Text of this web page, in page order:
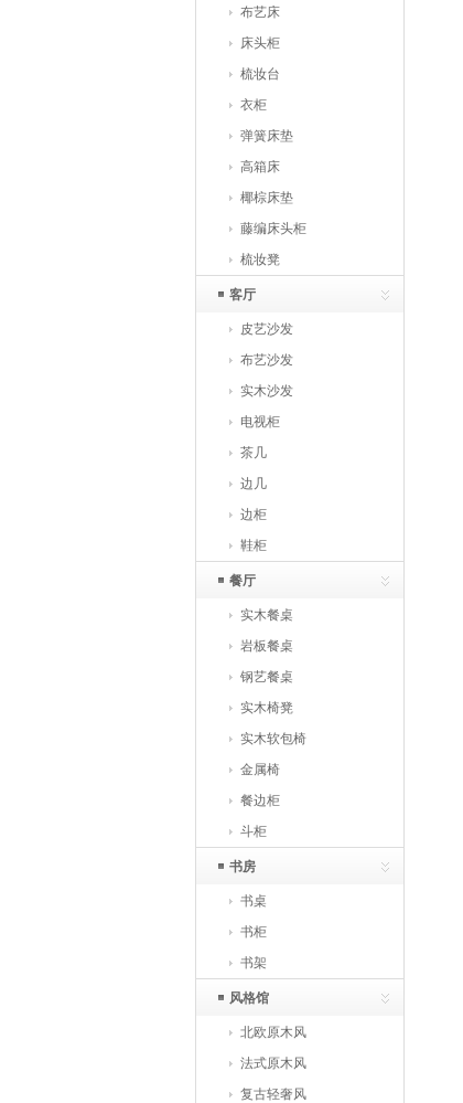
布艺床
床头柜
梳妆台
衣柜
弹簧床垫
高箱床
椰棕床垫
藤编床头柜
梳妆凳
客厅
皮艺沙发
布艺沙发
实木沙发
电视柜
茶几
边几
边柜
鞋柜
餐厅
实木餐桌
岩板餐桌
钢艺餐桌
实木椅凳
实木软包椅
金属椅
餐边柜
斗柜
书房
书桌
书柜
书架
风格馆
北欧原木风
法式原木风
复古轻奢风